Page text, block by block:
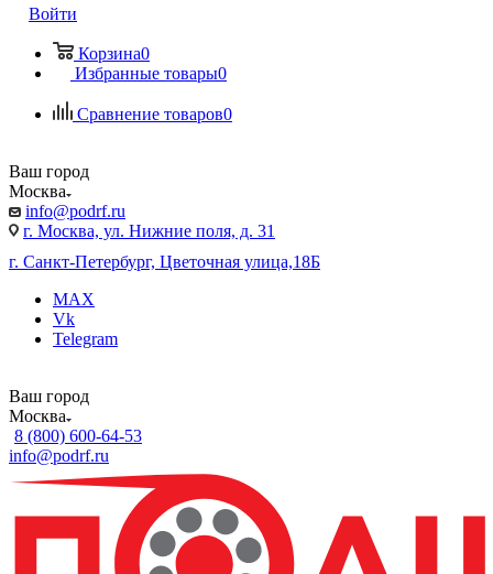
Войти
Корзина0
Избранные товары0
Сравнение товаров0
Ваш город
Москва
info@podrf.ru
г. Москва, ул. Нижние поля, д. 31
г. Санкт-Петербург, Цветочная улица,18Б
MAX
Vk
Telegram
Ваш город
Москва
8 (800) 600-64-53
info@podrf.ru